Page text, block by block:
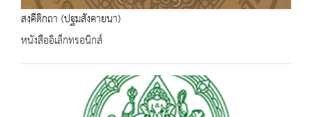
สงฺคีติกถา (ปฐมสังคายนา)
หนังสืออิเล็กทรอนิกส์